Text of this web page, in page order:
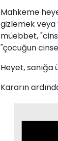
Mahkeme
gizlemek veya
müebbet,
"çocuğun
Heyet, sanığa
Kararın